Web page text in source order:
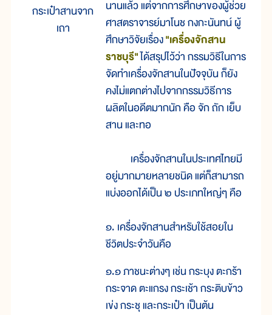
กระเป๋าสานจาก
เถา
นานแล้ว แต่จากการศึกษาของผู้ช่วย
ศาสตราจารย์มาโนช กงกะนันทน์ ผู้
ศึกษาวิจัยเรื่อง"เครื่องจักสาน
ราชบุรี"ได้สรุปไว้ว่า กรรมวิธีในการ
จัดทำเครื่องจักสานในปัจจุบัน ก็ยัง
คงไม่แตกต่างไปจากกรรมวิธีการ
ผลิตในอดีตมากนัก คือ จัก ถัก เย็บ
สาน และทอ
เครื่องจักสานในประเทศไทยมี
อยู่มากมายหลายชนิด แต่ก็สามารถ
แบ่งออกได้เป็น ๒ ประเภทใหญ่ๆ คือ
๑. เครื่องจักสานสำหรับใช้สอยใน
ชีวิตประจำวันคือ
๑.๑ ภาชนะต่างๆ เช่น กระบุง ตะกร้า
กระจาด ตะแกรง กระเช้า กระติบข้าว
เข่ง กระชุ และกระเป๋า เป็นต้น